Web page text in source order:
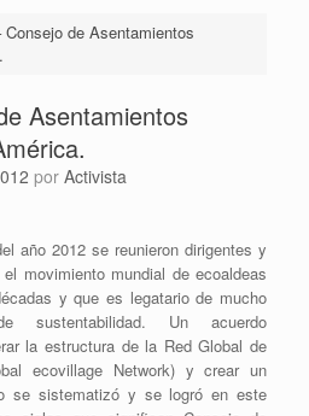
de Asentamientos
Asentamientos
por Activista
año 2012 se reunieron dirigentes y
movimiento mundial de ecoaldeas
y que es legatario de mucho
sustentabilidad. Un acuerdo
la estructura de la Red Global de
ecovillage Network) y crear un
se sistematizó y se logró en este